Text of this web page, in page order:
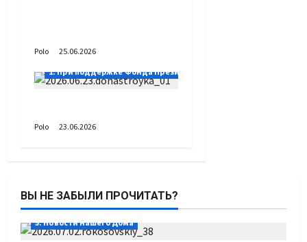
Polo
25.06.2026
1. При поддержке Фонда Президентских грантов
Polo 23.06.2026
ВЫ НЕ ЗАБЫЛИ ПРОЧИТАТЬ?
5. Новости нашего Дома